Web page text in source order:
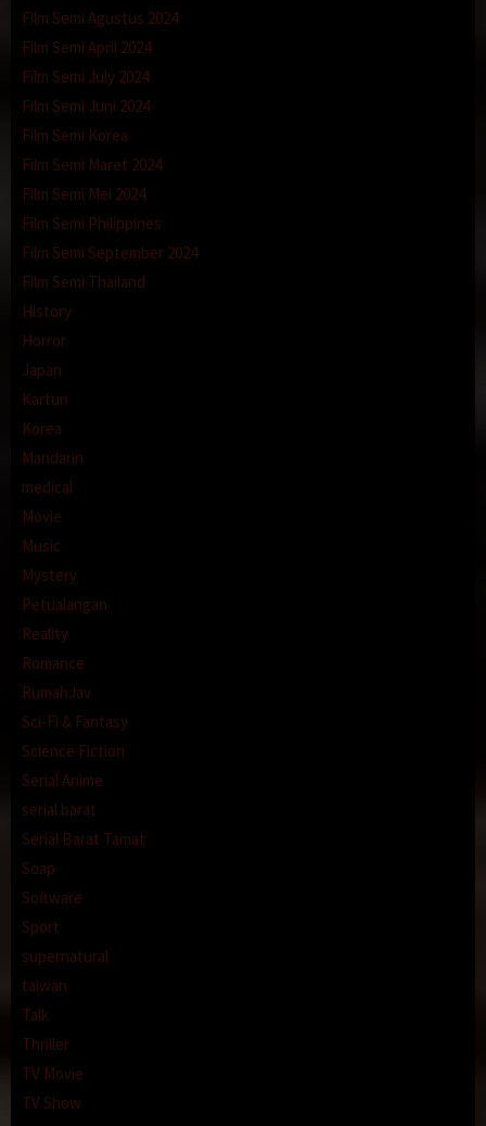
Film Semi Agustus 2024
Film Semi April 2024
Film Semi July 2024
Film Semi Juni 2024
Film Semi Korea
Film Semi Maret 2024
Film Semi Mei 2024
Film Semi Philippines
Film Semi September 2024
Film Semi Thailand
History
Horror
Japan
Kartun
Korea
Mandarin
medical
Movie
Music
Mystery
Petualangan
Reality
Romance
RumahJav
Sci-Fi & Fantasy
Science Fiction
Serial Anime
serial barat
Serial Barat Tamat
Soap
Software
Sport
supernatural
taiwan
Talk
Thriller
TV Movie
TV Show